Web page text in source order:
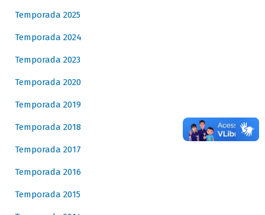
Temporada 2025
Temporada 2024
Temporada 2023
Temporada 2020
Temporada 2019
Temporada 2018
Temporada 2017
Temporada 2016
Temporada 2015